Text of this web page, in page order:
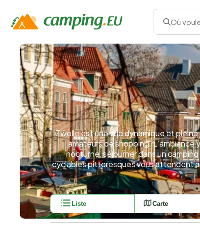
Où
Zwolle est une ville dynamique et pleine
amateurs de shopping. L’ambiance
nocturne, séjourner dans un
cyclables pittoresques vous attendent
Liste Carte